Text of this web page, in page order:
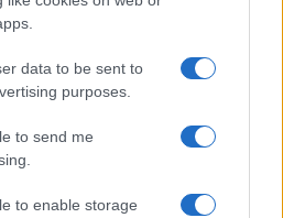
data to be sent to
purposes.
to send me
to enable storage
la Universidad de La